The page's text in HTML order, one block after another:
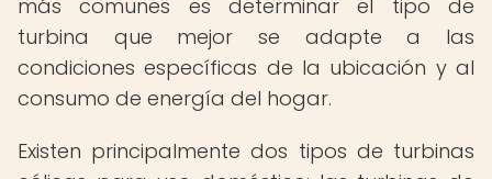
más comunes es determinar el tipo de
turbina que mejor se adapte a las
condiciones específicas de la ubicación y al
consumo de energía del hogar.
Existen principalmente dos tipos de turbinas